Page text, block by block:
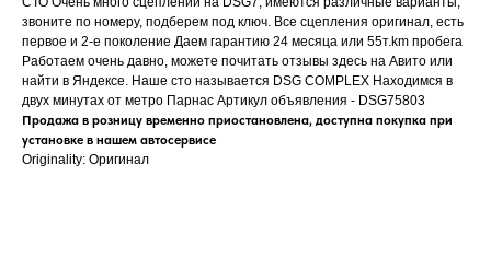
звоните по номеру, подберем под ключ. Все сцепления оригинал, есть
первое и 2-е поколение Даем гарантию 24 месяца или 55т.km пробега
Работаем очень давно, можете почитать отзывы здесь на Авито или
найти в Яндексе. Наше сто называется DSG COMPLEX Находимся в
двух минутах от метро Парнас Артикул объявления - DSG75803
Продажа в розницу временно приостановлена, доступна покупка при
установке в нашем автосервисе
Originality: Оригинал